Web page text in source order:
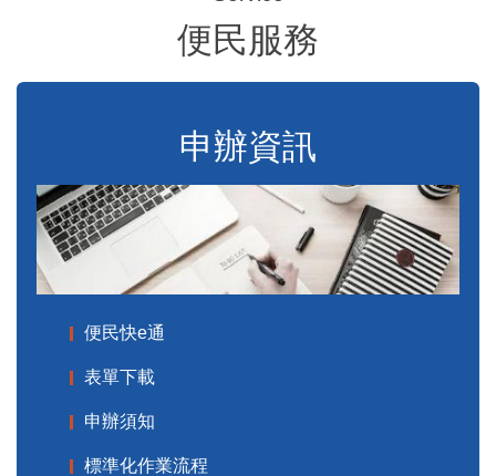
便民服務
申辦資訊
便民快e通
表單下載
申辦須知
標準化作業流程